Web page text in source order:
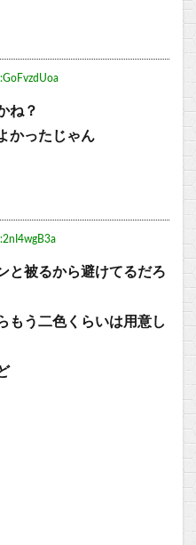
ね？
かったじゃん
と被るから避けてるだろ
もう二色くらいは用意し